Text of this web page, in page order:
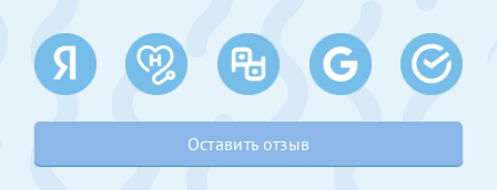
Оставить отзыв
скан 2-3 страниц паспорта пациента и
налогоплательщика* (основной разворот с фотографией,
вашими данными и местом выдачи)